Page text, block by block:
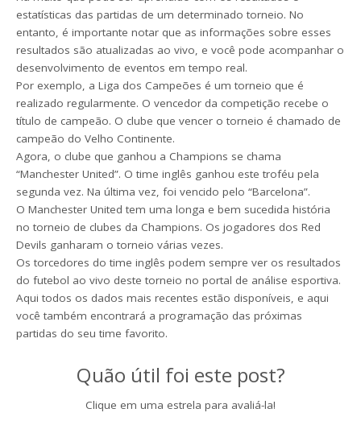
estatísticas das partidas de um determinado torneio. No
entanto, é importante notar que as informações sobre esses
resultados são atualizadas ao vivo, e você pode acompanhar o
desenvolvimento de eventos em tempo real.
Por exemplo, a Liga dos Campeões é um torneio que é
realizado regularmente. O vencedor da competição recebe o
título de campeão. O clube que vencer o torneio é chamado de
campeão do Velho Continente.
Agora, o clube que ganhou a Champions se chama
“Manchester United”. O time inglês ganhou este troféu pela
segunda vez. Na última vez, foi vencido pelo “Barcelona”.
O Manchester United tem uma longa e bem sucedida história
no torneio de clubes da Champions. Os jogadores dos Red
Devils ganharam o torneio várias vezes.
Os torcedores do time inglês podem sempre ver os resultados
do futebol ao vivo deste torneio no portal de análise esportiva.
Aqui todos os dados mais recentes estão disponíveis, e aqui
você também encontrará a programação das próximas
partidas do seu time favorito.
Quão útil foi este post?
Clique em uma estrela para avaliá-la!